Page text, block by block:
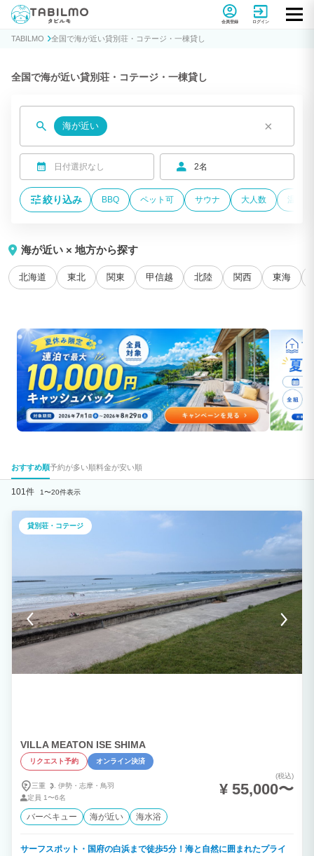
貸別荘コテージ・一棟貸し宿泊予約サイトTABILMO(タビルモ)
会員登録 ログイン
TABILMO 全国で海が近い貸別荘・コテージ・一棟貸し
全国で海が近い貸別荘・コテージ・一棟貸し
海が近い ×
日付選択なし 2名
絞り込み BBQ ペット可 サウナ 大人数 温泉
海が近い × 地方から探す
北海道 東北 関東 甲信越 北陸 関西 東海
おすすめ順予約が多い順料金が安い順
101件 1〜20件表示
貸別荘・コテージ
VILLA MEATON ISE SHIMA
リクエスト予約 オンライン決済
三重 伊勢・ 志摩・ 鳥羽
定員 1〜6名
(税込)
¥ 55,000〜
バーベキュー 海が近い 海水浴
サーフスポット・国府の白浜まで徒歩5分！海と自然に囲まれたプライ